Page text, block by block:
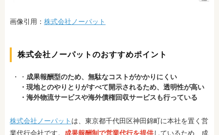
画像引用： 株式会社ノーパット
株式会社ノーパットのおすすめポイント
・ 成果報酬型のため、無駄なコストがかかりにくい
・現地とのやりとりがすべて開示されるため、透明性が高い
・海外物流サービスや海外債権回収サービスも行っている
株式会社ノーパット は、東京都千代田区神田錦町に本社を置く営
業代行会社です。 成果報酬制で営業代行を提供しているため、成